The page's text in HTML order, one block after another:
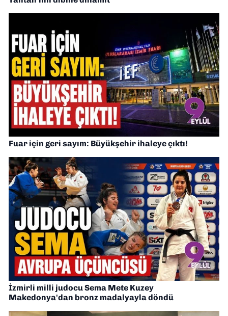
Fuar için geri sayım: Büyükşehir ihaleye çıktı!
İzmirli milli judocu Sema Mete Kuzey
Makedonya'dan bronz madalyayla döndü